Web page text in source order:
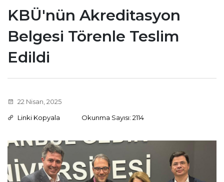
KBÜ'nün Akreditasyon
Belgesi Törenle Teslim
Edildi
22 Nisan, 2025
Linki Kopyala
Okunma Sayısı: 2114